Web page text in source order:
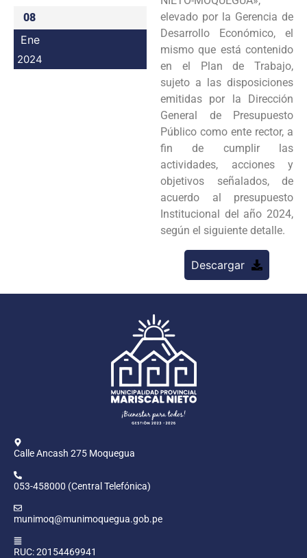
08
Ene
2024
elevado por la Gerencia de
Desarrollo Económico, el
mismo que está contenido
en el Plan de Trabajo,
sujeto a las disposiciones
emitidas por la Dirección
General de Presupuesto
Público como ente rector, a
fin de cumplir las
actividades, acciones y
objetivos señalados, de
acuerdo al presupuesto
Institucional del año 2024,
según el siguiente detalle.
Descargar
Calle Ancash 275 Moquegua
053-458000 (Central Telefónica)
munimoq@munimoquegua.gob.pe
RUC: 20154469941